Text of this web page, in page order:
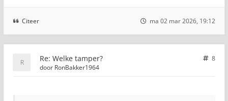
Citeer ma 02 mar 2026, 19:12
Re: Welke tamper?
8
door RonBakker1964